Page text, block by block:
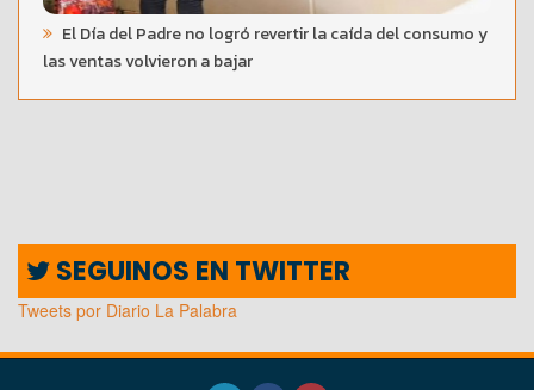
El Día del Padre no logró revertir la caída del consumo y
las ventas volvieron a bajar
SEGUINOS EN TWITTER
Tweets por Diario La Palabra